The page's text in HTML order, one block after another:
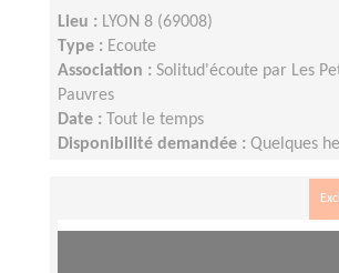
Lieu : LYON 8 (69008)
Type : Ecoute
Association : Solitud'écoute par Les
Pauvres
Date :
Tout le temps
Disponibilité demandée : Quelques